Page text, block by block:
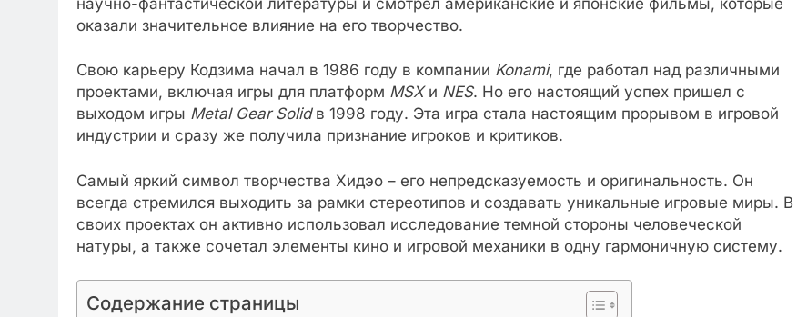
оказали значительное влияние на его творчество.
Свою карьеру Кодзима начал в 1986 году в компании Konami, где работал над различными
проектами, включая игры для платформ MSXи NES. Но его настоящий успех пришел с
выходом игры Metal Gear Solidв 1998 году. Эта игра стала настоящим прорывом в игровой
индустрии и сразу же получила признание игроков и критиков.
Самый яркий символ творчества Хидэо – его непредсказуемость и оригинальность. Он
всегда стремился выходить за рамки стереотипов и создавать уникальные игровые миры. В
своих проектах он активно использовал исследование темной стороны человеческой
натуры, а также сочетал элементы кино и игровой механики в одну гармоничную систему.
Содержание страницы